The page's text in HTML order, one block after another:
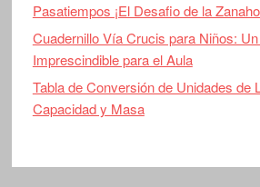
Pasatiempos ¡El Desafio de la
Cuadernillo Vía Crucis para Niños:
Imprescindible para el Aula
Tabla de Conversión de Unidades de
Capacidad y Masa